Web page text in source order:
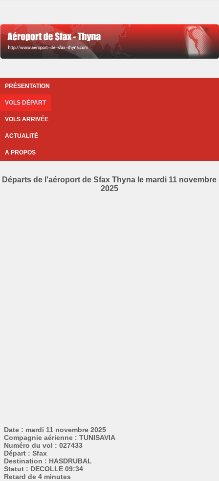
PRÉSENTATION
VOLS DÉPART
VOLS ARRIVÉE
ACTUALITÉ
A PROPOS
Départs de l'aéroport de Sfax Thyna le mardi 11 novembre
2025
Date : mardi 11 novembre 2025
Compagnie aérienne : TUNISAVIA
Numéro du vol : 027433
Départ : Sfax
Destination : HASDRUBAL
Statut : DECOLLE 09:34
Retard de 4 minutes